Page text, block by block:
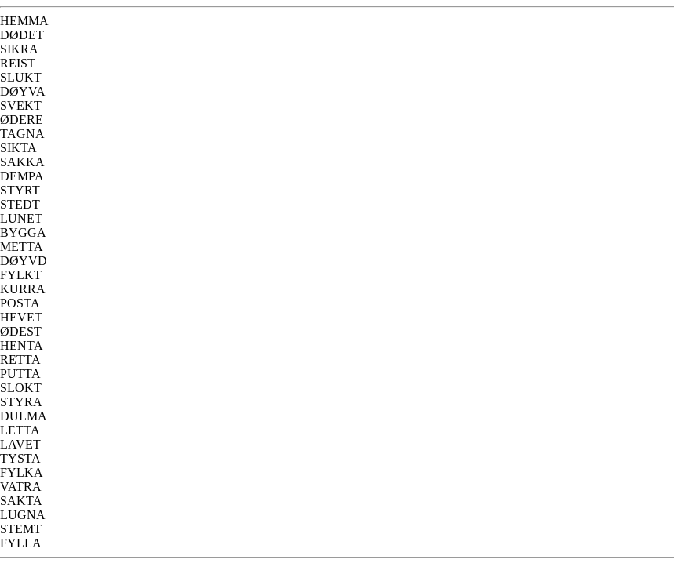
HEMMA
DØDET
SIKRA
REIST
SLUKT
DØYVA
SVEKT
ØDERE
TAGNA
SIKTA
SAKKA
DEMPA
STYRT
STEDT
LUNET
BYGGA
METTA
DØYVD
FYLKT
KURRA
POSTA
HEVET
ØDEST
HENTA
RETTA
PUTTA
SLOKT
STYRA
DULMA
LETTA
LAVET
TYSTA
FYLKA
VATRA
SAKTA
LUGNA
STEMT
FYLLA